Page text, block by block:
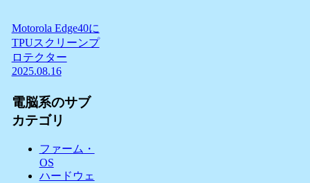
Motorola Edge40に
TPUスクリーンプ
ロテクター
2025.08.16
電脳系のサブ
カテゴリ
ファーム・
OS
ハードウェ